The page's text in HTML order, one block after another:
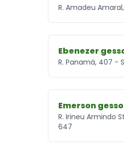
R. Amadeu
Ebenezer
R. Panamá, 407 -
Emerson
R. Irineu Armindo
647